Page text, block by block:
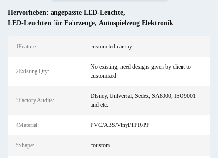
Hervorheben: angepasste LED-Leuchte,
LED-Leuchten für Fahrzeuge, Autospielzeug Elektronik
1Feature: custom led car toy
2Existing Qty:
No existing, need designs given by client to
customized
3Factory Audits:
Disney, Universal, Sedex, SA8000, ISO9001
and etc.
4Material: PVC/ABS/Vinyl/TPR/PP
5Shape: coustom